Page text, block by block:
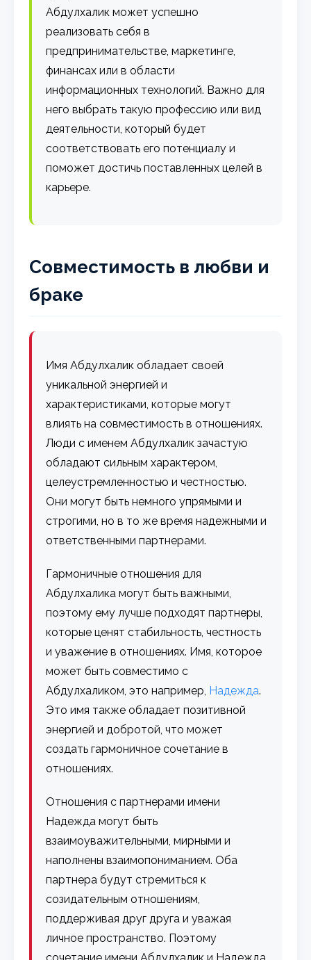
Абдулхалик может успешно
реализовать себя в
предпринимательстве, маркетинге,
финансах или в области
информационных технологий. Важно для
него выбрать такую профессию или вид
деятельности, который будет
соответствовать его потенциалу и
поможет достичь поставленных целей в
карьере.
Совместимость в любви и
браке
Имя Абдулхалик обладает своей
уникальной энергией и
характеристиками, которые могут
влиять на совместимость в отношениях.
Люди с именем Абдулхалик зачастую
обладают сильным характером,
целеустремленностью и честностью.
Они могут быть немного упрямыми и
строгими, но в то же время надежными и
ответственными партнерами.
Гармоничные отношения для
Абдулхалика могут быть важными,
поэтому ему лучше подходят партнеры,
которые ценят стабильность, честность
и уважение в отношениях. Имя, которое
может быть совместимо с
Абдулхаликом, это например, Надежда.
Это имя также обладает позитивной
энергией и добротой, что может
создать гармоничное сочетание в
отношениях.
Отношения с партнерами имени
Надежда могут быть
взаимоуважительными, мирными и
наполнены взаимопониманием. Оба
партнера будут стремиться к
созидательным отношениям,
поддерживая друг друга и уважая
личное пространство. Поэтому